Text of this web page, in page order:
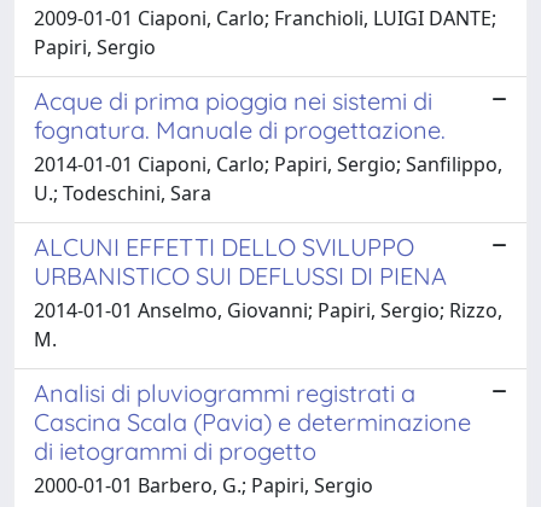
2009-01-01 Ciaponi, Carlo; Franchioli, LUIGI DANTE;
Papiri, Sergio
Acque di prima pioggia nei sistemi di
fognatura. Manuale di progettazione.
2014-01-01 Ciaponi, Carlo; Papiri, Sergio; Sanfilippo,
U.; Todeschini, Sara
ALCUNI EFFETTI DELLO SVILUPPO
URBANISTICO SUI DEFLUSSI DI PIENA
2014-01-01 Anselmo, Giovanni; Papiri, Sergio; Rizzo,
M.
Analisi di pluviogrammi registrati a
Cascina Scala (Pavia) e determinazione
di ietogrammi di progetto
2000-01-01 Barbero, G.; Papiri, Sergio